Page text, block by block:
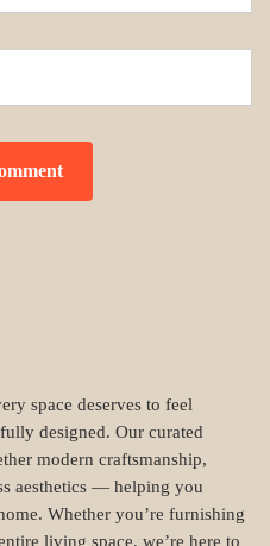
space deserves to feel
designed. Our curated
modern craftsmanship,
aesthetics — helping you
Whether you’re furnishing
living space, we’re here to